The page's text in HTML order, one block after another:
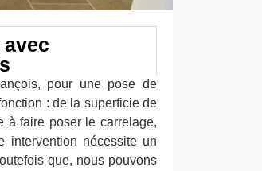
pour une pose de
: de la superficie de
à faire poser le carrelage,
intervention nécessite un
que, nous pouvons